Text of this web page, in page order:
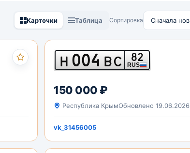
Карточки Таблица Сортировка
Н 004 ВС 82
RUS
150 000 ₽
Республика КрымОбновлено 19.06.2026
vk_31456005